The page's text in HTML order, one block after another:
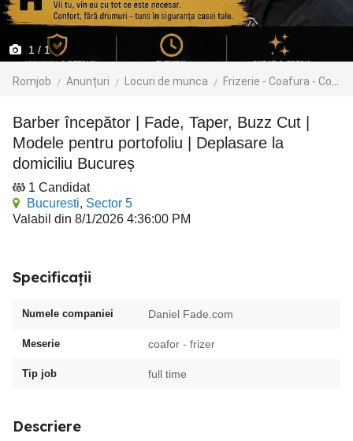
1 / 1
Romjob Anunțuri Locuri de munca Frizerie - Coafura - Cosmetica
Barber începător | Fade, Taper, Buzz Cut |
Modele pentru portofoliu | Deplasare la
domiciliu Bucureș
1 Candidat
Bucuresti, Sector 5
Valabil din 8/1/2026 4:36:00 PM
Specificații
Numele companiei Daniel Fade.com
Meserie coafor - frizer
Tip job full time
Descriere